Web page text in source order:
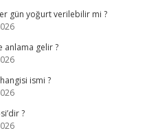
gün yoğurt verilebilir mi ?
anlama gelir ?
ismi ?
?